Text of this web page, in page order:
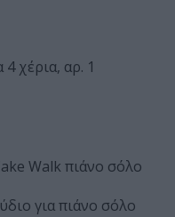
χέρια, αρ. 1
Walk πιάνο σόλο
για πιάνο σόλο